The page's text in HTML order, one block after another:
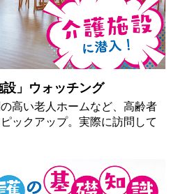
設」ウォッチング
高い老人ホームなど、高齢者
ックアップ。実際に訪問して